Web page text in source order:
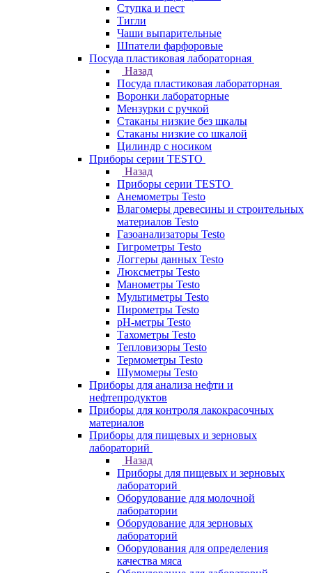
Ступка и пест
Тигли
Чаши выпарительные
Шпатели фарфоровые
Посуда пластиковая лабораторная
Назад
Посуда пластиковая лабораторная
Воронки лабораторные
Мензурки с ручкой
Стаканы низкие без шкалы
Стаканы низкие со шкалой
Цилиндр с носиком
Приборы серии TESTO
Назад
Приборы серии TESTO
Анемометры Testo
Влагомеры древесины и строительных
материалов Testo
Газоанализаторы Testo
Гигрометры Testo
Логгеры данных Testo
Люксметры Testo
Манометры Testo
Мультиметры Testo
Пирометры Testo
pH-метры Testo
Тахометры Testo
Тепловизоры Testo
Термометры Testo
Шумомеры Testo
Приборы для анализа нефти и
нефтепродуктов
Приборы для контроля лакокрасочных
материалов
Приборы для пищевых и зерновых
лабораторий
Назад
Приборы для пищевых и зерновых
лабораторий
Оборудование для молочной
лаборатории
Оборудование для зерновых
лабораторий
Оборудования для определения
качества мяса